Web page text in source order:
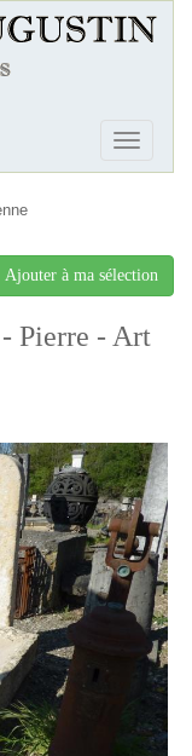
Ouvrir
Ajouter à ma sélection
Pierre - Art